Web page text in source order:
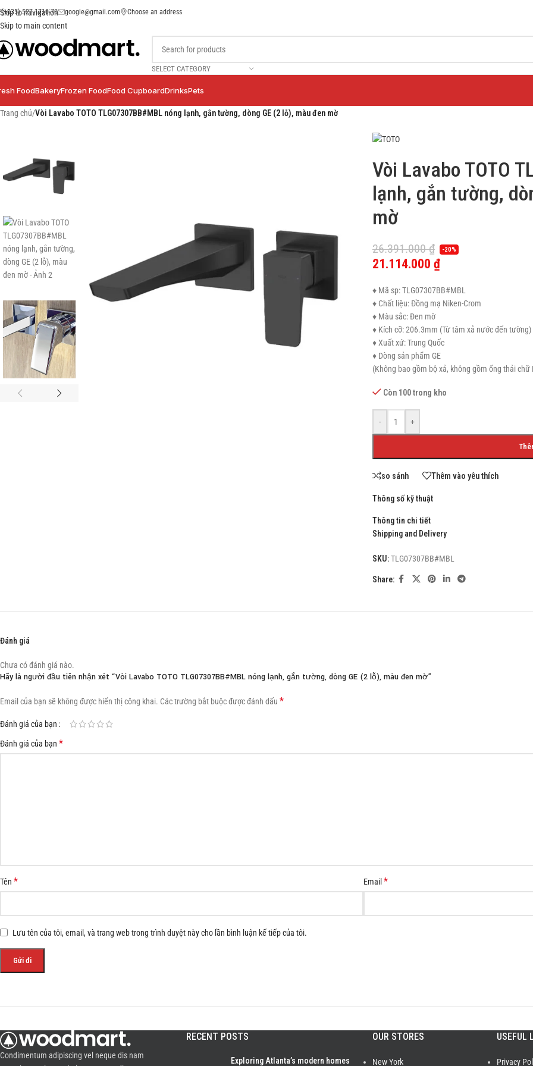
Skip to navigation
Skip to main content
(+035) 527-1710-70 google@gmail.com Choose an address
SELECT CATEGORY
FoodBakeryFrozen FoodFood CupboardDrinksPets
SHOP LAYOUTS
AJAX Shop
Hidden sidebar
No page heading
With background
Infinit scrolling
Trang chủ/Vòi Lavabo TOTO TLG07307BB#MBL nóng lạnh, gắn tường, dòng GE (2 lỗ), màu đen mờ
Vòi Lavabo TOTO
lạnh, gắn tường,
mờ
26.391.000₫ -20%
21.114.000 ₫
♦ Mã sp: TLG07307BB#MBL
♦ Chất liệu: Đồng mạ Niken-Crom
♦ Màu sắc: Đen mờ
♦ Kích cỡ: 206.3mm (Từ tâm xả nước đến tường)
♦ Xuất xứ: Trung Quốc
♦ Dòng sản phẩm GE
(Không bao gồm bộ xả, không gồm ống thải chữ
Còn 100 trong kho
- +
so sánh Thêm vào yêu thích
Thông số kỹ thuật
Thông tin chi tiết
Shipping and Delivery
SKU:TLG07307BB#MBL
Share:
Đánh giá
Chưa có đánh giá nào.
Hãy là người đầu tiên nhận xét “Vòi Lavabo TOTO TLG07307BB#MBL nóng lạnh, gắn tường, dòng GE (2 lỗ), màu đen mờ”
Email của bạn sẽ không được hiển thị công khai. Các trường bắt buộc được đánh dấu *
Đánh giá của bạn
Đánh giá của bạn *
Tên * Email *
Lưu tên của tôi, email, và trang web trong trình duyệt này cho lần bình luận kế tiếp của tôi.
Condimentum adipiscing vel neque dis nam
RECENT POSTS
Exploring Atlanta’s modern homes
OUR STORES
New York
USEFUL
Privacy